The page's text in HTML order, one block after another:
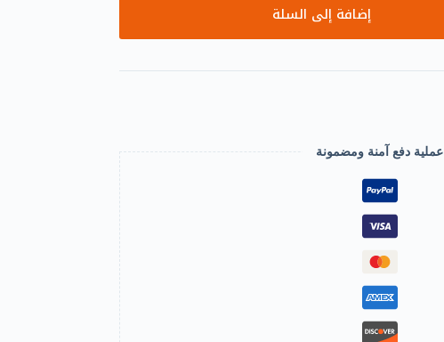
إضافة إلى السلة
عملية دفع آمنة ومضمونة